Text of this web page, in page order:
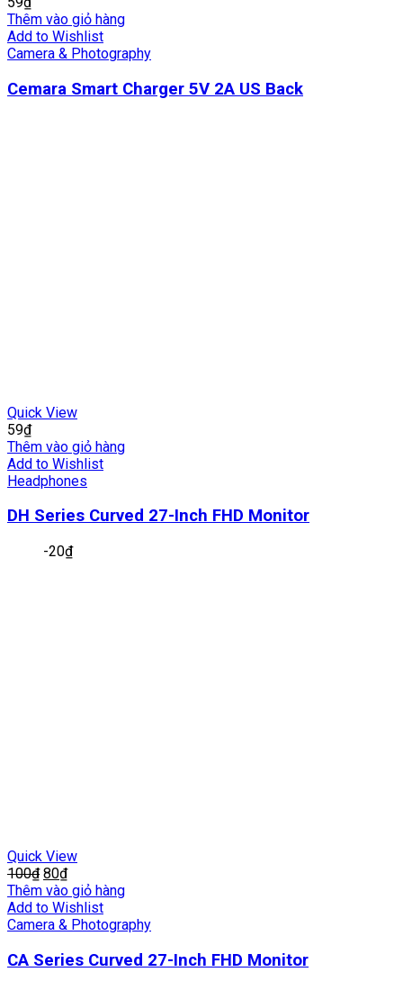
Thêm vào giỏ hàng
Add to Wishlist
Camera & Photography
Cemara Smart Charger 5V 2A US Back
Quick View
59₫
Thêm vào giỏ hàng
Add to Wishlist
Headphones
DH Series Curved 27-Inch FHD Monitor
-20₫
Quick View
100₫ 80₫
Thêm vào giỏ hàng
Add to Wishlist
Camera & Photography
CA Series Curved 27-Inch FHD Monitor